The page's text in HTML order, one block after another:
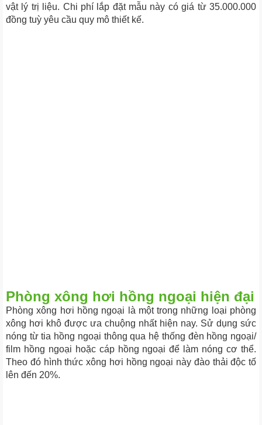
vật lý trị liệu. Chi phí lắp đặt mẫu này có giá từ 35.000.000
đồng tuỳ yêu cầu quy mô thiết kế.
Phòng xông hơi hồng ngoại hiện đại
Phòng xông hơi hồng ngoại là một trong những loại phòng
xông hơi khô được ưa chuộng nhất hiện nay. Sử dụng sức
nóng từ tia hồng ngoại thông qua hệ thống đèn hồng ngoại/
film hồng ngoại hoặc cáp hồng ngoại để làm nóng cơ thể.
Theo đó hình thức xông hơi hồng ngoại này đào thải độc tố
lên đến 20%.